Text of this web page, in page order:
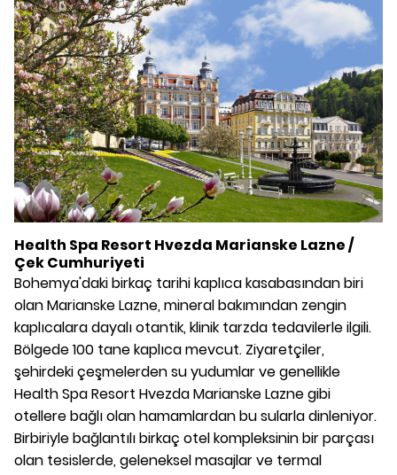
Health Spa Resort Hvezda Marianske Lazne /
Çek Cumhuriyeti
Bohemya'daki birkaç tarihi kaplıca kasabasından biri
olan Marianske Lazne, mineral bakımından zengin
kaplıcalara dayalı otantik, klinik tarzda tedavilerle ilgili.
Bölgede 100 tane kaplıca mevcut. Ziyaretçiler,
şehirdeki çeşmelerden su yudumlar ve genellikle
Health Spa Resort Hvezda Marianske Lazne gibi
otellere bağlı olan hamamlardan bu sularla dinleniyor.
Birbiriyle bağlantılı birkaç otel kompleksinin bir parçası
olan tesislerde, geleneksel masajlar ve termal